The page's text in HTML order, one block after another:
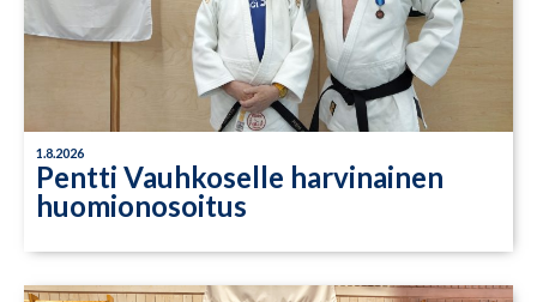
1.8.2026
Pentti Vauhkoselle harvinainen
huomionosoitus